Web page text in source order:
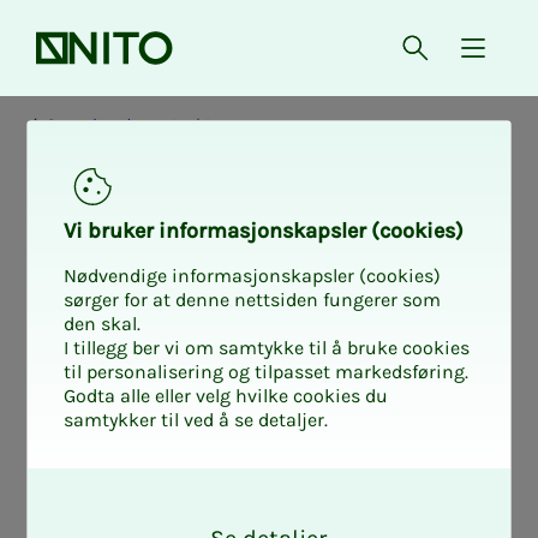
Forsiden Åpne søk
{
Organisasjonsstruktur
Ta­riff­ut­valg
Tariffutvalgene er en ressurs og
lyttepost for tillitsvalgte og medlemmer
i lønns- og avtalespørsmål, og har blant
annet ansvar for å arrangere regionale
Vi bru­ker in­for­ma­sjons­kaps­ler (cookies)
Nødvendige informasjonskapsler (cookies)
sørger for at denne nettsiden fungerer som
den skal.
I tillegg ber vi om samtykke til å bruke cookies
til personalisering og tilpasset markedsføring.
Godta alle eller velg hvilke cookies du
samtykker til ved å se detaljer.